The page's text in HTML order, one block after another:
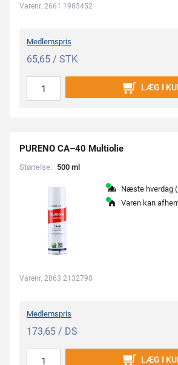
Varenr. 2661 1985452
Medlemspris
65,65 / STK
LÆG I
PURENO CA–40 Multiolie
Størrelse: 500 m
Næste hverdag
Varen kan
Varenr. 2863 2132790
Medlemspris
173,65 / DS
LÆG I